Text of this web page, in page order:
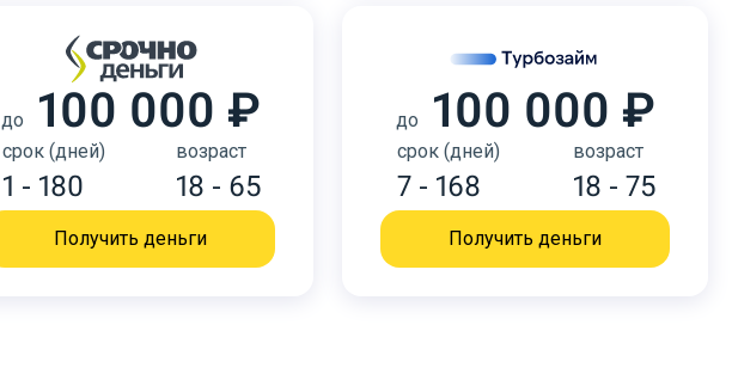
до 100 000 ₽
срок (дней)
1 - 180
возраст
18 - 65
Получить деньги
до 100 000 ₽
срок (дней)
7 - 168
возраст
18 - 75
Получить деньги